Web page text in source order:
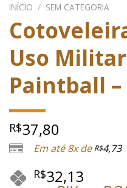
INÍCIO / SEM CATEGORIA
Uso
Paintball –
R$37,80
Em até 8x de R$4,73
R$32,13